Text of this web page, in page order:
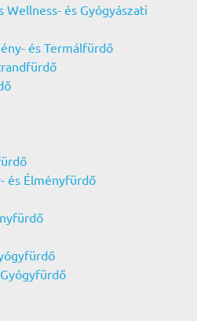
Wellness- és Gyógyászati
és Termálfürdő
és Élményfürdő